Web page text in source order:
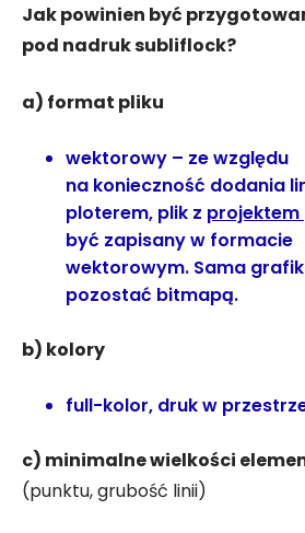
Jak powinien być
pod nadruk subliflock?
a) format pliku
wektorowy – ze względu
na konieczność dodania
ploterem, plik z projektem
być zapisany w formacie
wektorowym. Sama
pozostać bitmapą.
b) kolory
full-kolor, druk w
c) minimalne wielkości
(punktu, grubość linii)